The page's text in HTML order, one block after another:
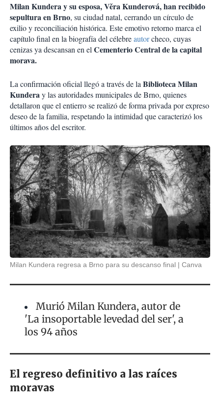
Milan Kundera y su esposa, Věra Kunderová, han recibido
sepultura en Brno, su ciudad natal, cerrando un círculo de
exilio y reconciliación histórica. Este emotivo retorno marca el
capítulo final en la biografía del célebreautorcheco, cuyas
cenizas ya descansan en elCementerio Central de la capital
morava.
La confirmación oficial llegó a través de laBiblioteca Milan
Kunderay las autoridades municipales de Brno, quienes
detallaron que el entierro se realizó de forma privada por expreso
deseo de la familia, respetando la intimidad que caracterizó los
últimos años del escritor.
Milan Kundera regresa a Brno para su descanso final Canva
Murió Milan Kundera, autor de
'La insoportable levedad del ser', a
los 94 años
El regreso definitivo a las raíces
moravas